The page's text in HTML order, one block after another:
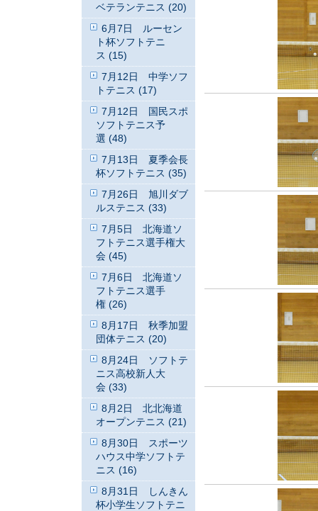
ベテランテニス (20)
6月7日 ルーセン
ト杯ソフトテニ
ス (15)
7月12日 中学ソフ
トテニス (17)
7月12日 国民スポ
ソフトテニス予
選 (48)
7月13日 夏季会長
杯ソフトテニス (35)
7月26日 旭川ダブ
ルステニス (33)
7月5日 北海道ソ
フトテニス選手権大
会 (45)
7月6日 北海道ソ
フトテニス選手
権 (26)
8月17日 秋季加盟
団体テニス (20)
8月24日 ソフトテ
ニス高校新人大
会 (33)
8月2日 北北海道
オープンテニス (21)
8月30日 スポーツ
ハウス中学ソフトテ
ニス (16)
8月31日 しんきん
杯小学生ソフトテニ